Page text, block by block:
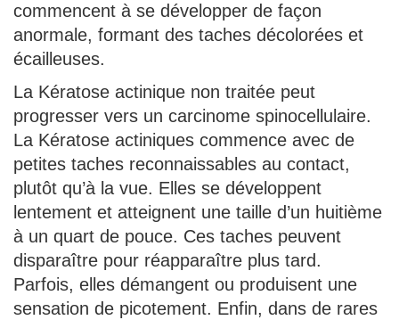
commencent à se développer de façon
anormale, formant des taches décolorées et
écailleuses.
La Kératose actinique non traitée peut
progresser vers un carcinome spinocellulaire.
La Kératose actiniques commence avec de
petites taches reconnaissables au contact,
plutôt qu’à la vue. Elles se développent
lentement et atteignent une taille d’un huitième
à un quart de pouce. Ces taches peuvent
disparaître pour réapparaître plus tard.
Parfois, elles démangent ou produisent une
sensation de picotement. Enfin, dans de rares